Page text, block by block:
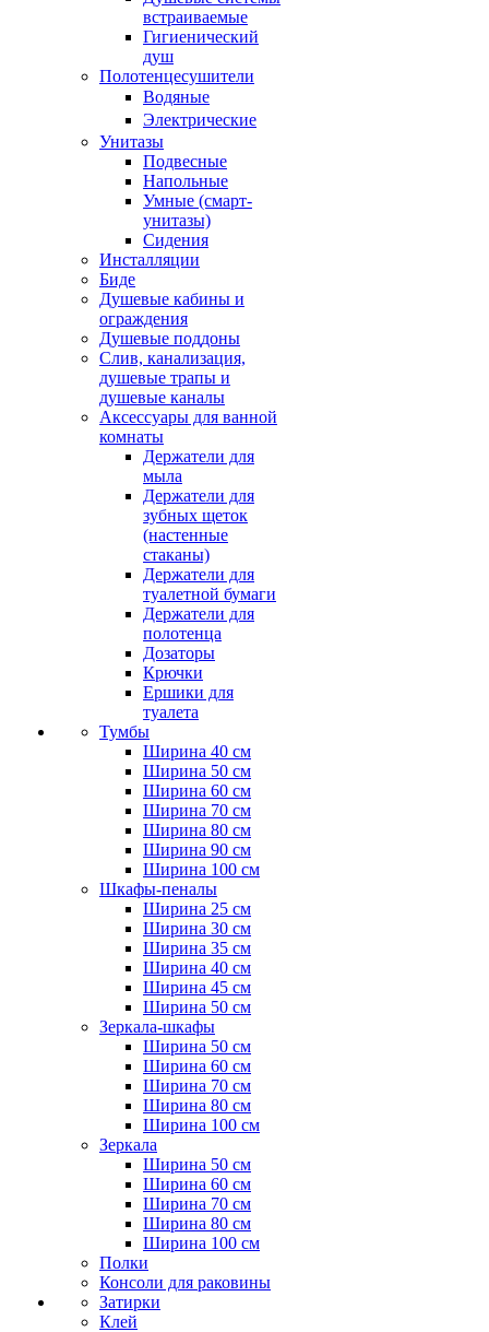
встраиваемые
Гигиенический
душ
Полотенцесушители
ㅤВодяные
ㅤЭлектрические
Унитазы
Подвесные
Напольные
Умные (смарт-
унитазы)
Сидения
Инсталляции
Биде
Душевые кабины и
ограждения
Душевые поддоны
Слив, канализация,
душевые трапы и
душевые каналы
Аксессуары для ванной
комнаты
Держатели для
мыла
Держатели для
зубных щеток
(настенные
стаканы)
Держатели для
туалетной бумаги
Держатели для
полотенца
Дозаторы
Крючки
Ершики для
туалета
Тумбы
Ширина 40 см
Ширина 50 см
Ширина 60 см
Ширина 70 см
Ширина 80 см
Ширина 90 см
Ширина 100 см
Шкафы-пеналы
Ширина 25 см
Ширина 30 см
Ширина 35 см
Ширина 40 см
Ширина 45 см
Ширина 50 см
Зеркала-шкафы
Ширина 50 см
Ширина 60 см
Ширина 70 см
Ширина 80 см
Ширина 100 см
Зеркала
Ширина 50 см
Ширина 60 см
Ширина 70 см
Ширина 80 см
Ширина 100 см
Полки
Консоли для раковины
Затирки
Клей